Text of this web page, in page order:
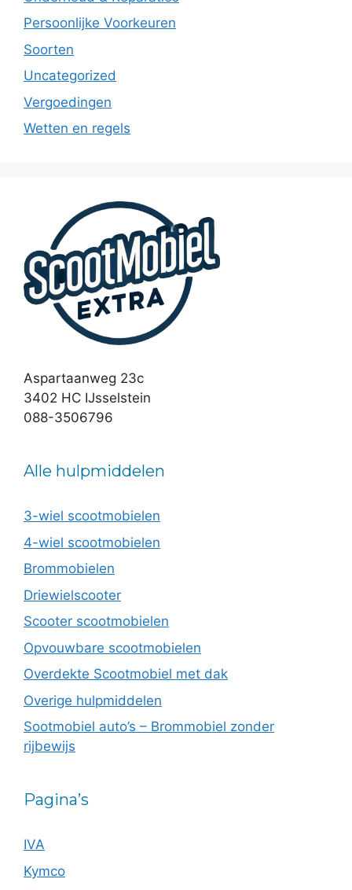
Persoonlijke Voorkeuren
Soorten
Uncategorized
Vergoedingen
Wetten en regels
Aspartaanweg 23c
3402 HC IJsselstein
088-3506796
Alle hulpmiddelen
3-wiel scootmobielen
4-wiel scootmobielen
Brommobielen
Driewielscooter
Scooter scootmobielen
Opvouwbare scootmobielen
Overdekte Scootmobiel met dak
Overige hulpmiddelen
Sootmobiel auto’s – Brommobiel zonder
rijbewijs
Pagina’s
IVA
Kymco